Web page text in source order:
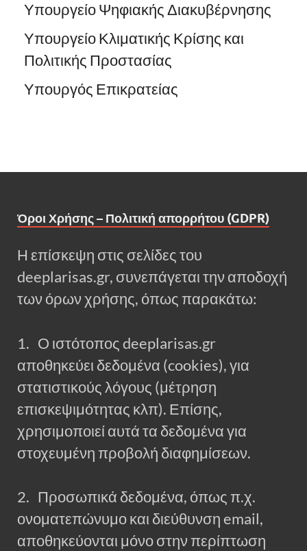
Υπουργείο Ψηφιακής Διακυβέρνησης
Υπουργείο Κλιματικής Κρίσης και
Πολιτικής Προστασίας
Υπουργός Επικρατείας
Όροι Χρήσης – Πολιτική απορρήτου (GDPR)
Η επίσκεψη στις σελίδες του
deeplarisas.gr, συνεπάγεται την αποδοχή
των όρων χρήσης, όπως παρακάτω:
1. Ο ιστότοπος deeplarisas.gr
αποθηκεύει δεδομένα (cookies), για
στατιστικούς λόγους (μέτρηση
επισκεψιμότητας κλπ). Επίσης,
χρησιμοποιεί αυτά τα δεδομένα για
στοχευμένη προβολή διαφημίσεων.
2. Προσωπικά δεδομένα, όπως π.χ.
ονοματεπώνυμο και διεύθυνση email,
αποθηκεύονται μόνο στην περίπτωση